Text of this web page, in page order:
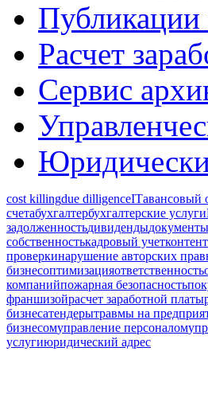
Расчет
Сервис
cost killingdue dilligenceITавансовый
счетабухгалтербухгалтерские услуги
задолженностьдивидендыдокументы
собственностькадровый учетконтент
проверкинарушение авторских прав
бизнесоптимизацияответственность
компанийпожарная безопасность
франшизойрасчет заработной платы
бизнесатендерытравмы на
бизнесомуправление персоналом
услугиюридический адрес